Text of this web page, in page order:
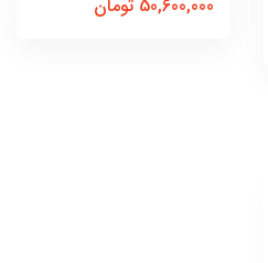
50,600,000 تومان